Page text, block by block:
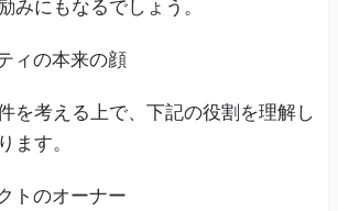
みにもなるでしょう。
ィの本来の顔
を考える上で、下記の役割を理解し
ます。
トのオーナー